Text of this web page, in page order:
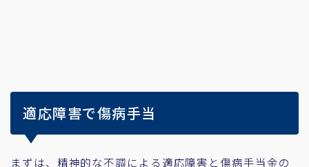
適応障害で傷病手当
まずは、精神的な不調による適応障害と傷病手当金の